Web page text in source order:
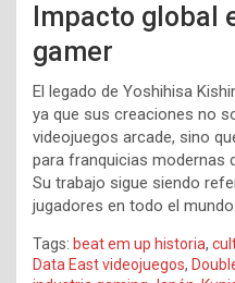
Impacto global
gamer
El legado de Yoshihisa
ya que sus creaciones no
videojuegos arcade, sino
para franquicias modernas
Su trabajo sigue siendo
jugadores en todo el mundo.
Tags: beat em up historia,
Data East videojuegos,